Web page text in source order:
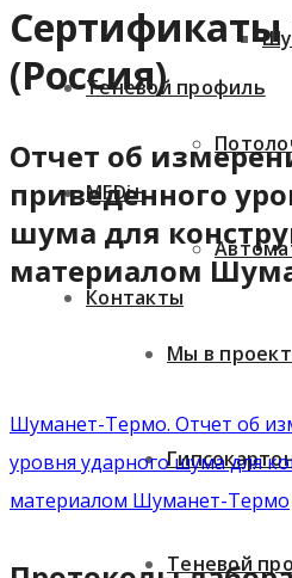
Теневой профиль
MEDi+
Контакты
Мы в
Теневой
Сертификаты
(Россия)
Отчет об
приведенного
шума для
материалом
Шуманет-Термо. Отчет об
уровня ударного шума для
материалом Шуманет-Термо